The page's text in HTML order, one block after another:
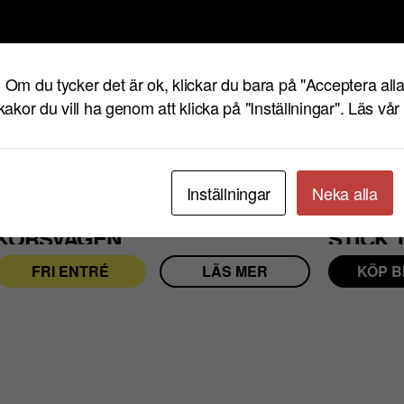
har
FRI ENTRÉ LÄS MER KÖP
du tycker det är ok, klickar du bara på "Acceptera
du vill ha genom att klicka på "Inställningar". Läs
Inställningar Neka alla